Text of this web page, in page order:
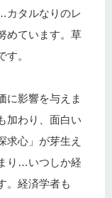
カタルなりのレ
めています。草
。
に影響を与えま
加わり、面白い
心」が芽生え
り…いつしか経
。経済学者も